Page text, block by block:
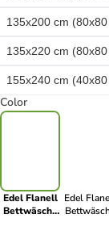
135x200 cm
135x220 cm
155x240 cm
Color
Edel Flanell
Bettwäsche
Edel